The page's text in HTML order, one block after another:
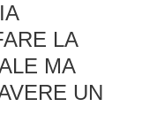
LA
MA
UN